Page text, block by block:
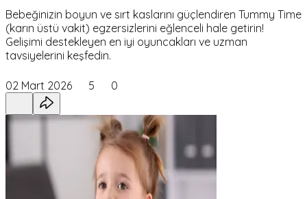
Bebeğinizin boyun ve sırt kaslarını güçlendiren Tummy Time
(karın üstü vakit) egzersizlerini eğlenceli hale getirin!
Gelişimi destekleyen en iyi oyuncakları ve uzman
tavsiyelerini keşfedin.
02 Mart 2026 5 0